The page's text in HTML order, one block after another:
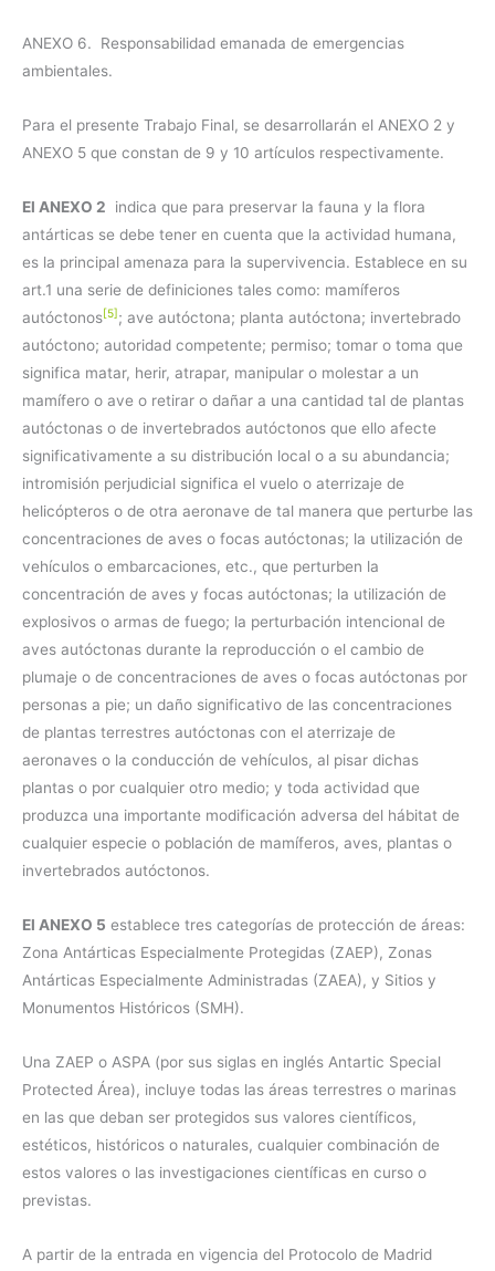
ANEXO 6. Responsabilidad emanada de emergencias
ambientales.
Para el presente Trabajo Final, se desarrollarán el ANEXO 2 y
ANEXO 5 que constan de 9 y 10 artículos respectivamente.
El ANEXO 2 indica que para preservar la fauna y la flora
antárticas se debe tener en cuenta que la actividad humana,
es la principal amenaza para la supervivencia. Establece en su
art.1 una serie de definiciones tales como: mamíferos
autóctonos[5]; ave autóctona; planta autóctona; invertebrado
autóctono; autoridad competente; permiso; tomar o toma que
significa matar, herir, atrapar, manipular o molestar a un
mamífero o ave o retirar o dañar a una cantidad tal de plantas
autóctonas o de invertebrados autóctonos que ello afecte
significativamente a su distribución local o a su abundancia;
intromisión perjudicial significa el vuelo o aterrizaje de
helicópteros o de otra aeronave de tal manera que perturbe las
concentraciones de aves o focas autóctonas; la utilización de
vehículos o embarcaciones, etc., que perturben la
concentración de aves y focas autóctonas; la utilización de
explosivos o armas de fuego; la perturbación intencional de
aves autóctonas durante la reproducción o el cambio de
plumaje o de concentraciones de aves o focas autóctonas por
personas a pie; un daño significativo de las concentraciones
de plantas terrestres autóctonas con el aterrizaje de
aeronaves o la conducción de vehículos, al pisar dichas
plantas o por cualquier otro medio; y toda actividad que
produzca una importante modificación adversa del hábitat de
cualquier especie o población de mamíferos, aves, plantas o
invertebrados autóctonos.
El ANEXO 5 establece tres categorías de protección de áreas:
Zona Antárticas Especialmente Protegidas (ZAEP), Zonas
Antárticas Especialmente Administradas (ZAEA), y Sitios y
Monumentos Históricos (SMH).
Una ZAEP o ASPA (por sus siglas en inglés Antartic Special
Protected Área), incluye todas las áreas terrestres o marinas
en las que deban ser protegidos sus valores científicos,
estéticos, históricos o naturales, cualquier combinación de
estos valores o las investigaciones científicas en curso o
previstas.
A partir de la entrada en vigencia del Protocolo de Madrid